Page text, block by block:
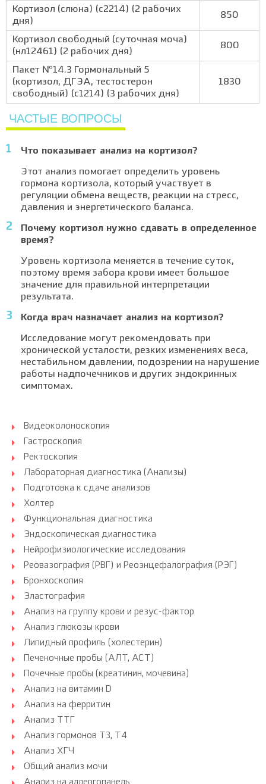
Кортизол (слюна) (с2214) (2 рабочих
дня)
850
Кортизол свободный (суточная моча)
(нл12461) (2 рабочих дня)
800
Пакет №14.3 Гормональный 5
(кортизол, ДГЭА, тестостерон
свободный) (с1214) (3 рабочих дня)
1830
ЧАСТЫЕ ВОПРОСЫ
Что показывает анализ на кортизол?
Этот анализ помогает определить уровень
гормона кортизола, который участвует в
регуляции обмена веществ, реакции на стресс,
давления и энергетического баланса.
Почему кортизол нужно сдавать в определенное
время?
Уровень кортизола меняется в течение суток,
поэтому время забора крови имеет большое
значение для правильной интерпретации
результата.
Когда врач назначает анализ на кортизол?
Исследование могут рекомендовать при
хронической усталости, резких изменениях веса,
нестабильном давлении, подозрении на нарушение
работы надпочечников и других эндокринных
симптомах.
Видеоколоноскопия
Гастроскопия
Ректоскопия
Лабораторная диагностика (Анализы)
Подготовка к сдаче анализов
Холтер
Функциональная диагностика
Эндоскопическая диагностика
Нейрофизиологические исследования
Реовазография (РВГ) и Реоэнцефалография (РЭГ)
Бронхоскопия
Эластография
Анализ на группу крови и резус-фактор
Анализ глюкозы крови
Липидный профиль (холестерин)
Печеночные пробы (АЛТ, АСТ)
Почечные пробы (креатинин, мочевина)
Анализ на витамин D
Анализ на ферритин
Анализ ТТГ
Анализ гормонов Т3, Т4
Анализ ХГЧ
Общий анализ мочи